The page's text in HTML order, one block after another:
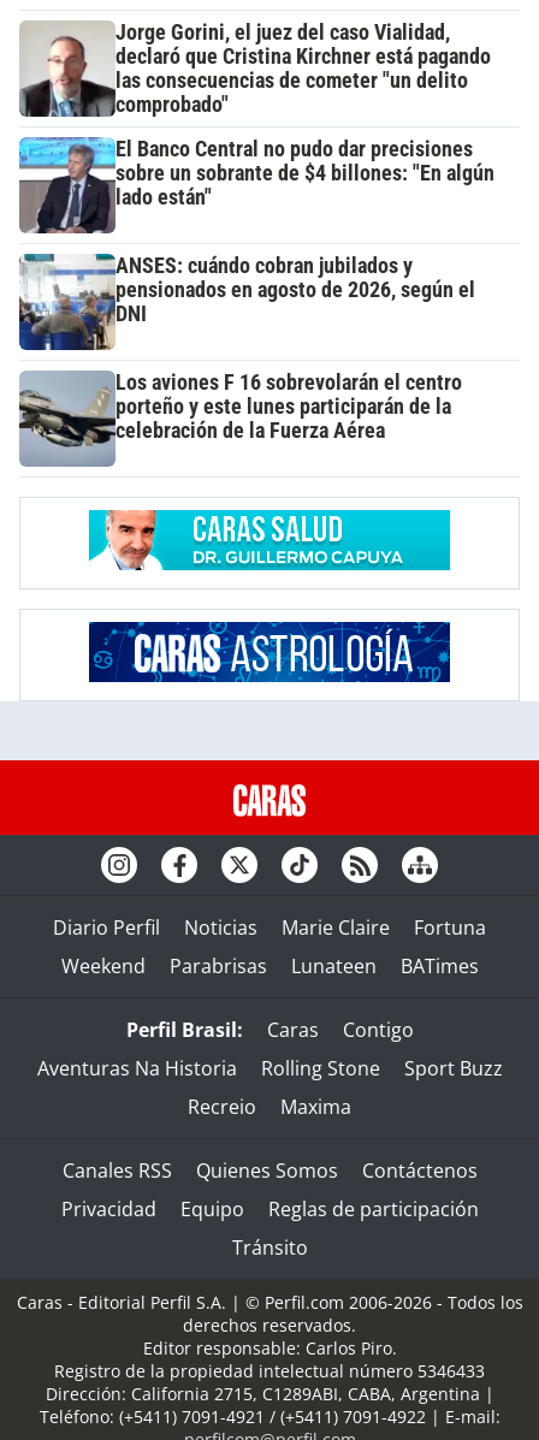
Jorge Gorini, el juez del caso Vialidad,
declaró que Cristina Kirchner está pagando
las consecuencias de cometer "un delito
comprobado"
El Banco Central no pudo dar precisiones
sobre un sobrante de $4 billones: "En algún
lado están"
ANSES: cuándo cobran jubilados y
pensionados en agosto de 2026, según el
DNI
Los aviones F 16 sobrevolarán el centro
porteño y este lunes participarán de la
celebración de la Fuerza Aérea
Diario Perfil Noticias Marie Claire
Fortuna
Weekend
Parabrisas Lunateen BATimes
Perfil Brasil: Caras
Contigo
Aventuras Na Historia
Rolling Stone
Sport Buzz
Recreio
Maxima
Canales RSS Quienes Somos
Contáctenos
Privacidad
Equipo
Reglas de participación
Tránsito
Caras - Editorial Perfil S.A. | © Perfil.com 2006-2026 - Todos los
derechos reservados.
Editor responsable: Carlos Piro.
Registro de la propiedad intelectual número 5346433
Dirección: California 2715, C1289ABI, CABA, Argentina |
Teléfono: (+5411) 7091-4921 / (+5411) 7091-4922| E-mail: